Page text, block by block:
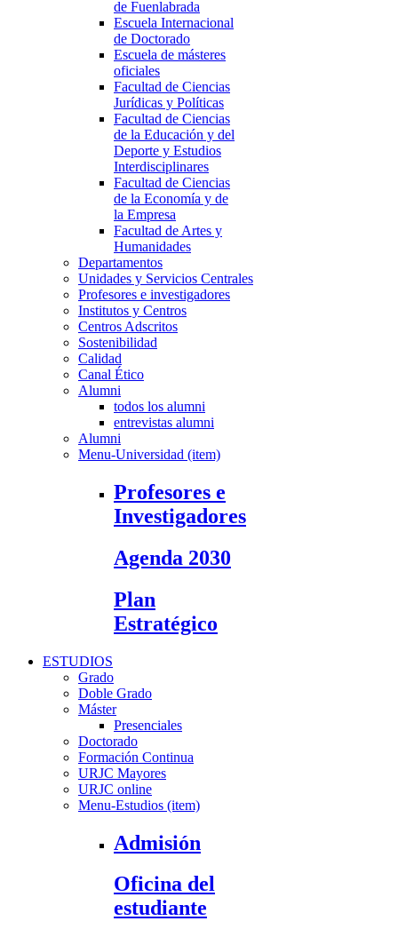
de Fuenlabrada
Escuela Internacional
de Doctorado
Escuela de másteres
oficiales
Facultad de Ciencias
Jurídicas y Políticas
Facultad de Ciencias
de la Educación y del
Deporte y Estudios
Interdisciplinares
Facultad de Ciencias
de la Economía y de
la Empresa
Facultad de Artes y
Humanidades
Departamentos
Unidades y Servicios Centrales
Profesores e investigadores
Institutos y Centros
Centros Adscritos
Sostenibilidad
Calidad
Canal Ético
Alumni
todos los alumni
entrevistas alumni
Alumni
Menu-Universidad (item)
Profesores e
Investigadores
Agenda 2030
Plan
Estratégico
ESTUDIOS
Grado
Doble Grado
Máster
Presenciales
Doctorado
Formación Continua
URJC Mayores
URJC online
Menu-Estudios (item)
Admisión
Oficina del
estudiante